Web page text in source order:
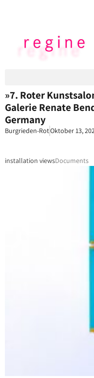
»7. Roter
Galerie Renate
Germany
Burgrieden-RotOktober 13,
installation viewsDocuments